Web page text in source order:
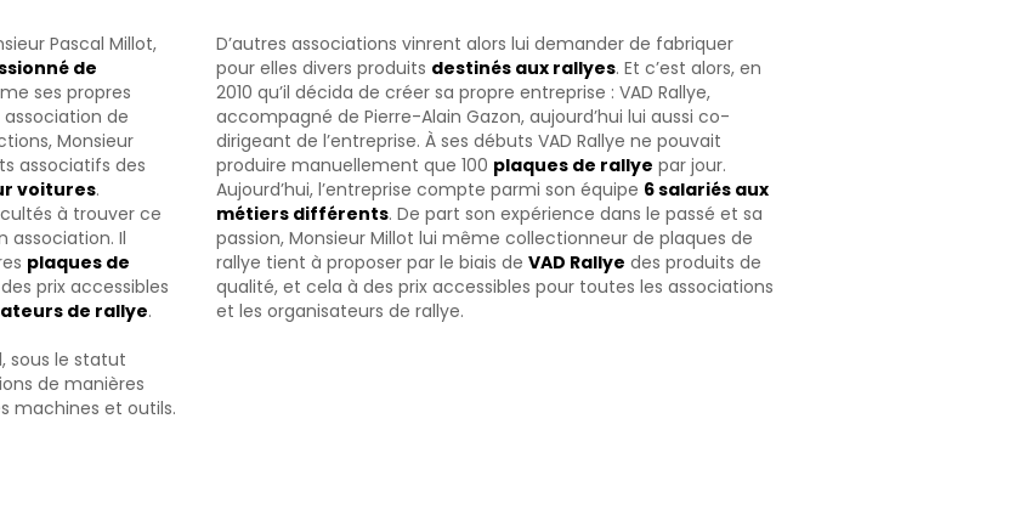
Pascal Millot,
de
ses propres
association de
Monsieur
associatifs des
voitures.
à trouver ce
association. Il
plaques de
prix accessibles
de rallye.
sous le statut
de manières
machines et outils.
D’autres associations vinrent alors lui demander de fabriquer
pour elles divers produits destinés aux rallyes. Et c’est alors, en
2010 qu’il décida de créer sa propre entreprise : VAD Rallye,
accompagné de Pierre-Alain Gazon, aujourd’hui lui aussi co-
dirigeant de l’entreprise. À ses débuts VAD Rallye ne pouvait
produire manuellement que 100 plaques de rallye par jour.
Aujourd’hui, l’entreprise compte parmi son équipe 6 salariés aux
métiers différents. De part son expérience dans le passé et sa
passion, Monsieur Millot lui même collectionneur de plaques de
rallye tient à proposer par le biais de VAD Rallye des produits de
qualité, et cela à des prix accessibles pour toutes les associations
et les organisateurs de rallye.